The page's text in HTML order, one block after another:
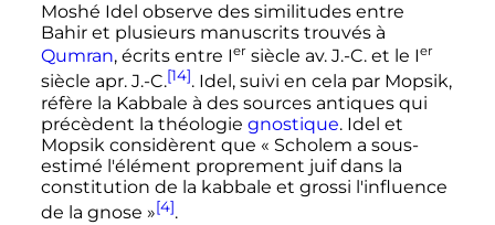
Moshé Idel observe des similitudes entre
Bahir et plusieurs manuscrits trouvés à
Qumran, écrits entre Ier siècle av. J.-C.et le Ier
siècle apr. J.-C.[14]. Idel, suivi en cela par Mopsik,
réfère la Kabbale à des sources antiques qui
précèdent la théologie gnostique. Idel et
Mopsik considèrent que « Scholem a sous-
estimé l'élément proprement juif dans la
constitution de la kabbale et grossi l'influence
de la gnose »[4].